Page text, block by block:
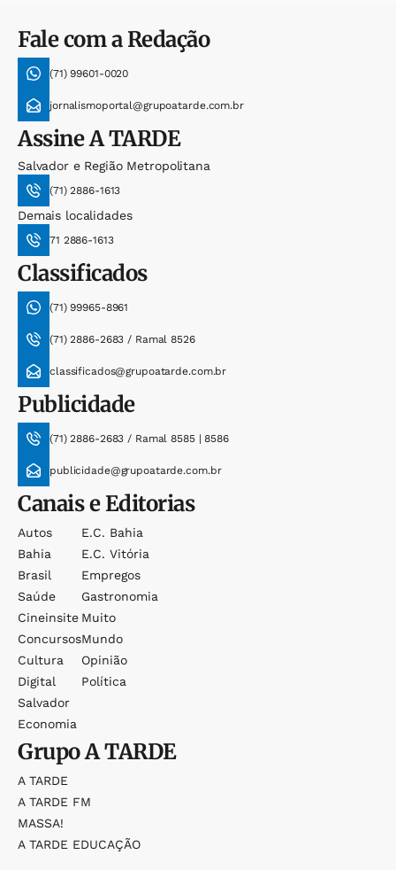
Fale com a Redação
(71) 99601-0020
jornalismoportal@grupoatarde.com.br
AssineA TARDE
Salvador e Região Metropolitana
(71) 2886-1613
Demais localidades
71 2886-1613
Classificados
(71) 99965-8961
(71) 2886-2683 / Ramal 8526
classificados@grupoatarde.com.br
Publicidade
(71) 2886-2683 / Ramal 8585 | 8586
publicidade@grupoatarde.com.br
Canais e Editorias
Autos
Bahia
Brasil
Saúde
Cineinsite
Concursos
Cultura
Digital
Salvador
Economia
E.c. Bahia
E.c. Vitória
Empregos
Gastronomia
Muito
Mundo
Opinião
Política
GrupoA TARDE
A TARDE
A TARDE FM
MASSA!
A TARDE EDUCAÇÃO